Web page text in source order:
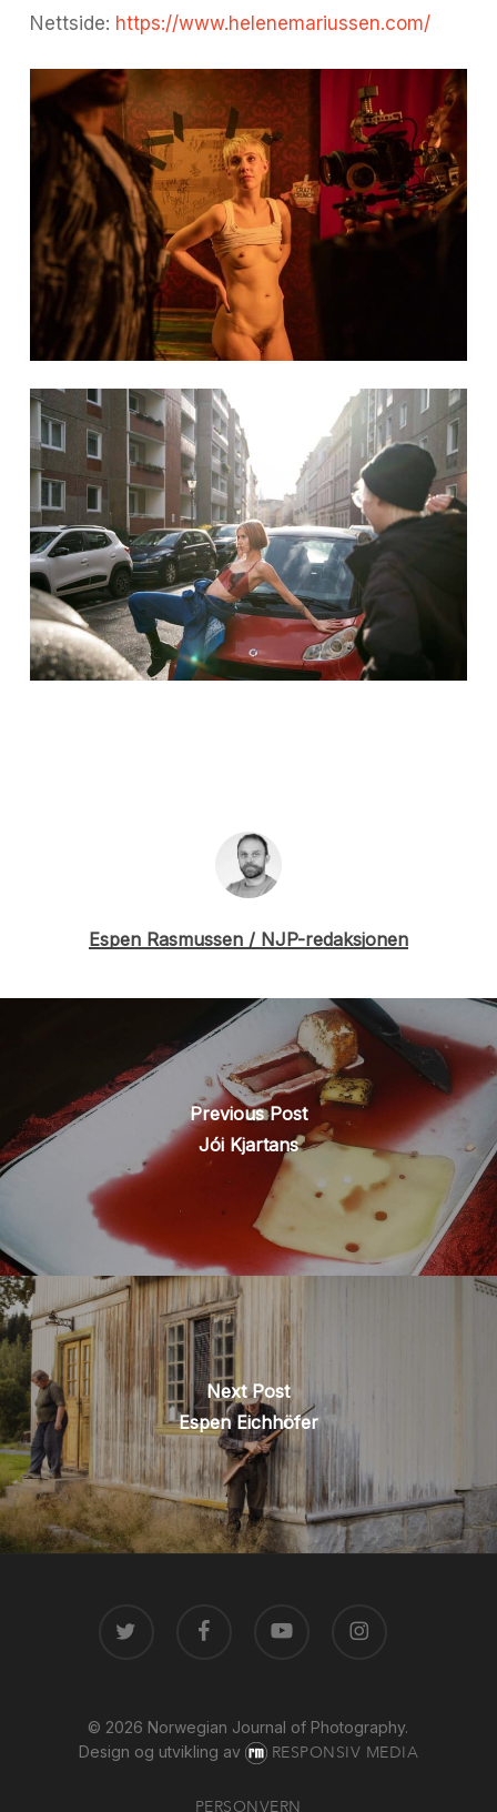
Nettside: https://www.helenemariussen.com/
Espen Rasmussen / NJP-redaksjonen
Previous Post
Jói Kjartans
Next Post
Espen Eichhöfer
FACEBOOK
© 2026 Norwegian Journal of Photography.
Design og utvikling av
RESPONSIV MEDIA
PERSONVERN